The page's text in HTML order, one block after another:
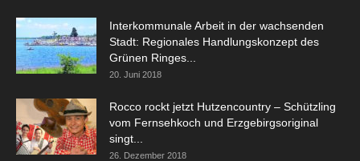
Interkommunale Arbeit in der wachsenden
Stadt: Regionales Handlungskonzept des
Grünen Ringes...
20. Juni 2018
Rocco rockt jetzt Hutzencountry – Schützling
vom Fernsehkoch und Erzgebirgsoriginal
singt...
26. Dezember 2018